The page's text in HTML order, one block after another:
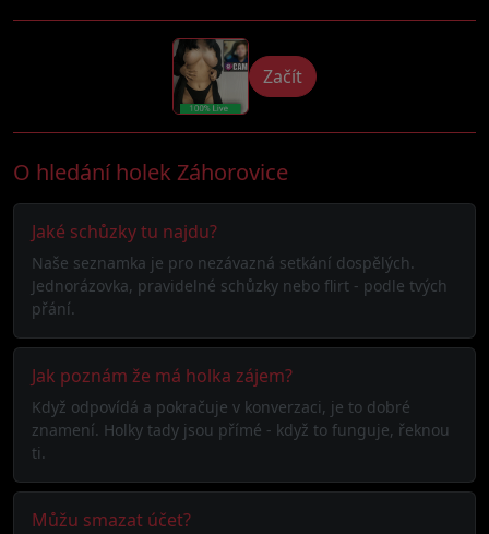
Začít
O hledání holek Záhorovice
Jaké schůzky tu najdu?
Naše seznamka je pro nezávazná setkání dospělých.
Jednorázovka, pravidelné schůzky nebo flirt - podle tvých
přání.
Jak poznám že má holka zájem?
Když odpovídá a pokračuje v konverzaci, je to dobré
znamení. Holky tady jsou přímé - když to funguje, řeknou
ti.
Můžu smazat účet?